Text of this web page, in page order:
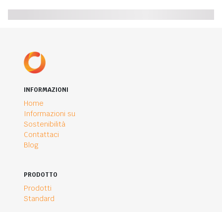
INFORMAZIONI
Home
Informazioni su
Sostenibilità
Contattaci
Blog
PRODOTTO
Prodotti
Standard